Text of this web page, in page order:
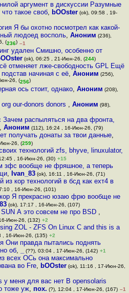
аргумент в дискуссии Разумные
такое своб, bOOster (ok), 09:58 , 19-
Я бы охотно посмотрел как какой-
людоед восполь, Аноним (236),
(236) –1
удален Смишно, особенно от
(ok), 06:25 , 21-Июн-26, (244)
отменяет лже-свободность GPL Ещё
подстав начиная с её,Аноним (256),
26, (256)
ось стоит, однако, Аноним (208),
our-donors donors ,Аноним (98),
Зачем распыляться на два фронта,
, Аноним (112), 16:24 , 16-Июн-26, (79)
получать донаты за твои данные,
26, (259)
технологий zfs, bhyve, linuxulator,
, 16-Июн-26, (30) +15
зфс вообще не фряшное, а теперь
, Ivan_83(ok), 16:11 , 16-Июн-26, (71)
из кор технологий в бсд как ехт4 в
, 16-Июн-26, (101)
Я прекрасно юзаю фрю вообще не
(ok), 17:17 , 16-Июн-26, (107)
А это совсем не про BSD ,
Июн-26, (132) +2
ZOL - ZFS On Linux C and this is a
, 16-Июн-26, (135) +2
Они правда пытались поднять
об, (??), 03:04 , 17-Июн-26, (142) +1
всех OCь она максимально
во Fre, bOOster (ok), 11:16 , 17-Июн-26,
у меня для вас нет В opensolaris
тоже уж, пох. (?), 12:04 , 17-Июн-26, (167) –1